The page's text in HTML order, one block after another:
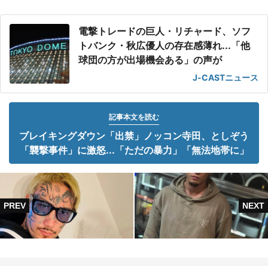
電撃トレードの巨人・リチャード、ソフ
トバンク・秋広優人の存在感薄れ...「他
球団の方が出場機会ある」の声が
J-CASTニュース
記事本文を読む
ブレイキングダウン「出禁」ノッコン寺田、としぞう
「襲撃事件」に激怒...「ただの暴力」「無法地帯に」